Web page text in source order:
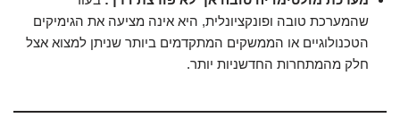
שהמערכת טובה ופונקציונלית, היא אינה מציעה את הגימיקים
הטכנולוגיים או הממשקים המתקדמים ביותר שניתן למצוא אצל
חלק מהמתחרות החדשניות יותר.